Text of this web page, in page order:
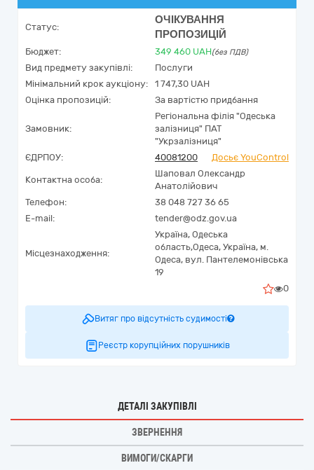
Статус:
ОЧІКУВАННЯ
ПРОПОЗИЦІЙ
Бюджет: 349 460 UAH(без ПДВ)
Вид предмету закупівлі:
Послуги
Мінімальний крок аукціону:
1 747,30 UAH
Оцінка пропозицій:
За вартістю придбання
Замовник:
Регіональна філія "Одеська
залізниця" ПАТ
"Укрзалізниця"
ЄДРПОУ:
40081200 Досьє YouControl
Контактна особа:
Шаповал Олександр
Анатолійович
Телефон:
38 048 727 36 65
E-mail:
tender@odz.gov.ua
Місцезнаходження:
Україна, Одеська
область,Одеса, Україна, м.
Одеса, вул. Пантелемонівська
19
0
Витяг про відсутність судимості
Реєстр корупційних порушників
ДЕТАЛІ ЗАКУПІВЛІ
ЗВЕРНЕННЯ
ВИМОГИ/СКАРГИ